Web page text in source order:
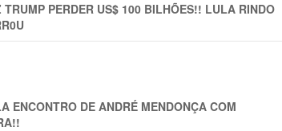
PERDER US$ 100 BILHÕES!! LULA RINDO
ENCONTRO DE ANDRÉ MENDONÇA COM